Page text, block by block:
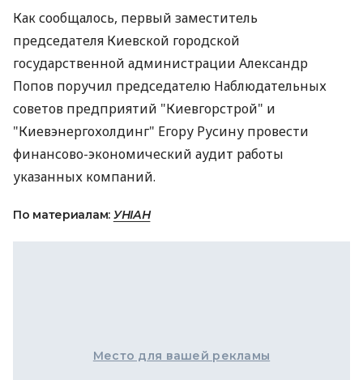
Как сообщалось, первый заместитель
председателя Киевской городской
государственной администрации Александр
Попов поручил председателю Наблюдательных
советов предприятий "Киевгорстрой" и
"Киевэнергохолдинг" Егору Русину провести
финансово-экономический аудит работы
указанных компаний.
По материалам: УНІАН
Место для вашей рекламы